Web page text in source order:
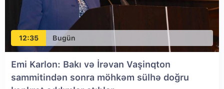
12:35 Bugün
Emi Karlon: Bakı və İrəvan Vaşinqton
sammitindən sonra möhkəm sülhə doğru